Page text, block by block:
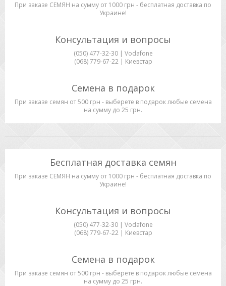
При заказе СЕМЯН на сумму от 1000 грн - бесплатная доставка по
Украине!
Консультация и вопросы
(050) 477-32-30 | Vodafone
(068) 779-67-22 | Киевстар
Семена в подарок
При заказе семян от 500 грн - выберете в подарок любые семена
на сумму до 25 грн.
Бесплатная доставка семян
При заказе СЕМЯН на сумму от 1000 грн - бесплатная доставка по
Украине!
Консультация и вопросы
(050) 477-32-30 | Vodafone
(068) 779-67-22 | Киевстар
Семена в подарок
При заказе семян от 500 грн - выберете в подарок любые семена
на сумму до 25 грн.